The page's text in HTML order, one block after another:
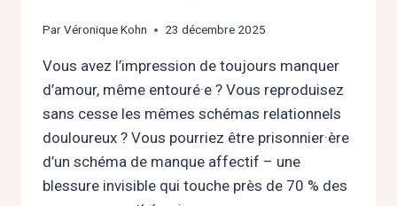
ParVéronique Kohn 23 décembre 2025
Vous avez l’impression de toujours manquer
d’amour, même entouré·e ? Vous reproduisez
sans cesse les mêmes schémas relationnels
douloureux ? Vous pourriez être prisonnier·ère
d’un schéma de manque affectif – une
blessure invisible qui touche près de 70 % des